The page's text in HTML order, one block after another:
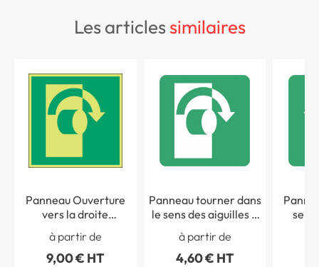
les articlessimilaires
Panneau Ouverture
vers la droite
Photoluminescent -
E019 PH
à partir de
9,00 € HT
Panneau tourner dans
le sens des aiguilles d
´une montre pour
ouvrir ISO 7010 - E019
à partir de
4,60 € HT
sens